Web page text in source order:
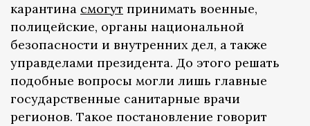
карантина смогут принимать военные,
полицейские, органы национальной
безопасности и внутренних дел, а также
управделами президента. До этого решать
подобные вопросы могли лишь главные
государственные санитарные врачи
регионов. Такое постановление говорит